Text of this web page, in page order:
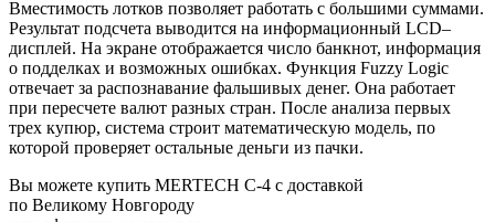
Вместимость лотков позволяет работать с большими суммами.
Результат подсчета выводится на информационный LCD–
дисплей. На экране отображается число банкнот, информация
о подделках и возможных ошибках. Функция Fuzzy Logic
отвечает за распознавание фальшивых денег. Она работает
при пересчете валют разных стран. После анализа первых
трех купюр, система строит математическую модель, по
которой проверяет остальные деньги из пачки.
Вы можете купить MERTECH С-4 с доставкой
по Великому Новгороду